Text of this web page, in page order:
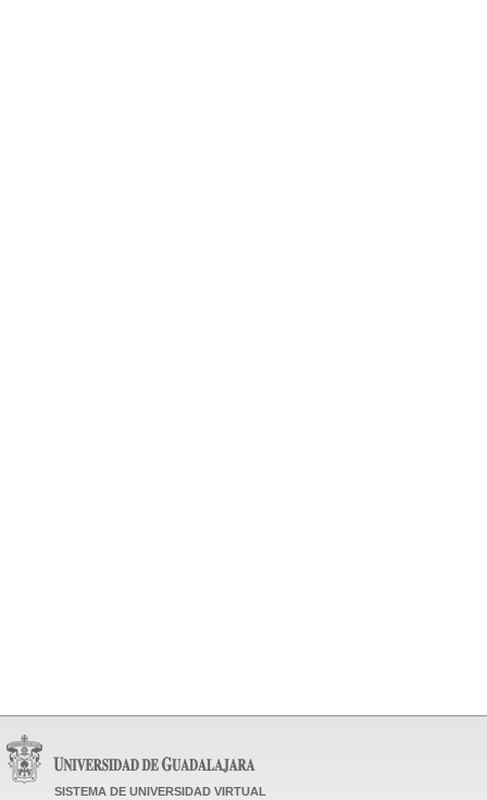
SISTEMA DE UNIVERSIDAD VIRTUAL